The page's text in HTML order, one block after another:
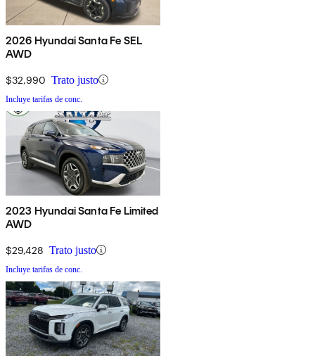
2026 Hyundai Santa Fe SEL
AWD
$32,990 Trato justo
Incluye tarifas de conc.
2023 Hyundai Santa Fe Limited
AWD
$29,428 Trato justo
Incluye tarifas de conc.